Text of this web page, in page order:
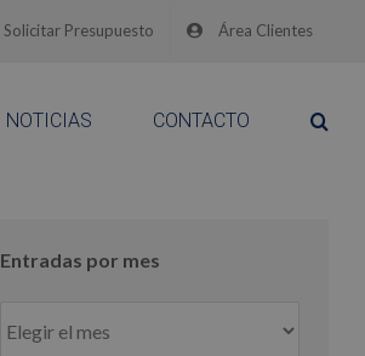
Solicitar Presupuesto Área Clientes
NOTICIAS CONTACTO
Entradas por mes
por